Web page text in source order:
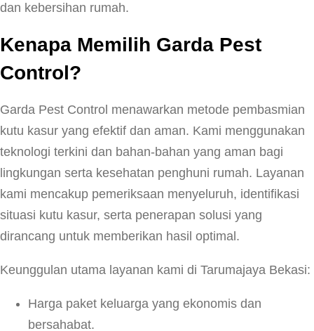
dan kebersihan rumah.
Kenapa Memilih Garda Pest
Control?
Garda Pest Control menawarkan metode pembasmian
kutu kasur yang efektif dan aman. Kami menggunakan
teknologi terkini dan bahan-bahan yang aman bagi
lingkungan serta kesehatan penghuni rumah. Layanan
kami mencakup pemeriksaan menyeluruh, identifikasi
situasi kutu kasur, serta penerapan solusi yang
dirancang untuk memberikan hasil optimal.
Keunggulan utama layanan kami di Tarumajaya Bekasi:
Harga paket keluarga yang ekonomis dan
bersahabat.